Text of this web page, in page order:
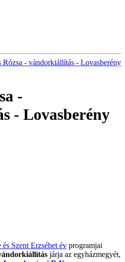
Rózsa - vándorkiállítás - Lovasberény
-
- Lovasberény
és Szent Erzsébet év programjai
járja az egyházmegyét,